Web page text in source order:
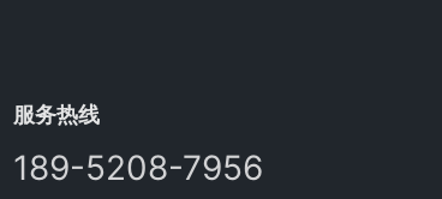
服务热线
189-5208-7956